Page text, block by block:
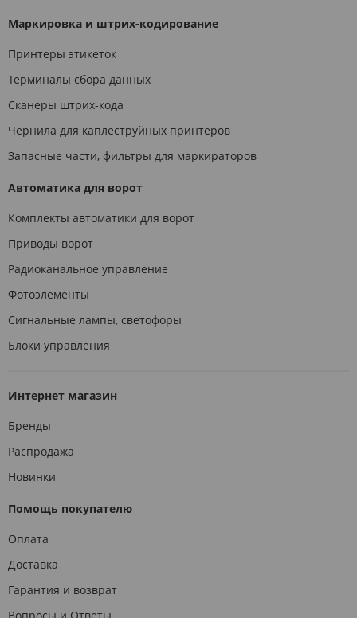
Маркировка и штрих-кодирование
Принтеры этикеток
Терминалы сбора данных
Сканеры штрих-кода
Чернила для каплеструйных принтеров
Запасные части, фильтры для маркираторов
Автоматика для ворот
Комплекты автоматики для ворот
Приводы ворот
Радиоканальное управление
Фотоэлементы
Сигнальные лампы, светофоры
Блоки управления
Интернет магазин
Бренды
Распродажа
Новинки
Помощь покупателю
Оплата
Доставка
Гарантия и возврат